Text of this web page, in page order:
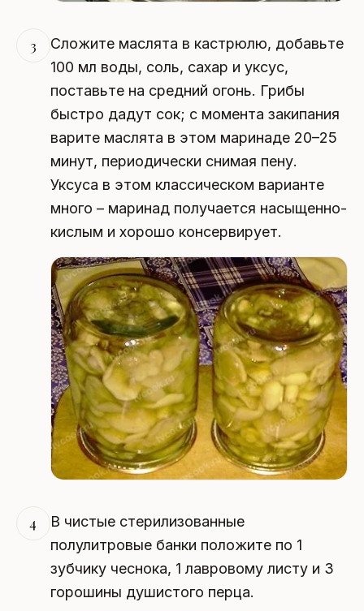
3
Сложите маслята в кастрюлю, добавьте
100 мл воды, соль, сахар и уксус,
поставьте на средний огонь. Грибы
быстро дадут сок; с момента закипания
варите маслята в этом маринаде 20–25
минут, периодически снимая пену.
Уксуса в этом классическом варианте
много – маринад получается насыщенно-
кислым и хорошо консервирует.
4
В чистые стерилизованные
полулитровые банки положите по 1
зубчику чеснока, 1 лавровому листу и 3
горошины душистого перца.